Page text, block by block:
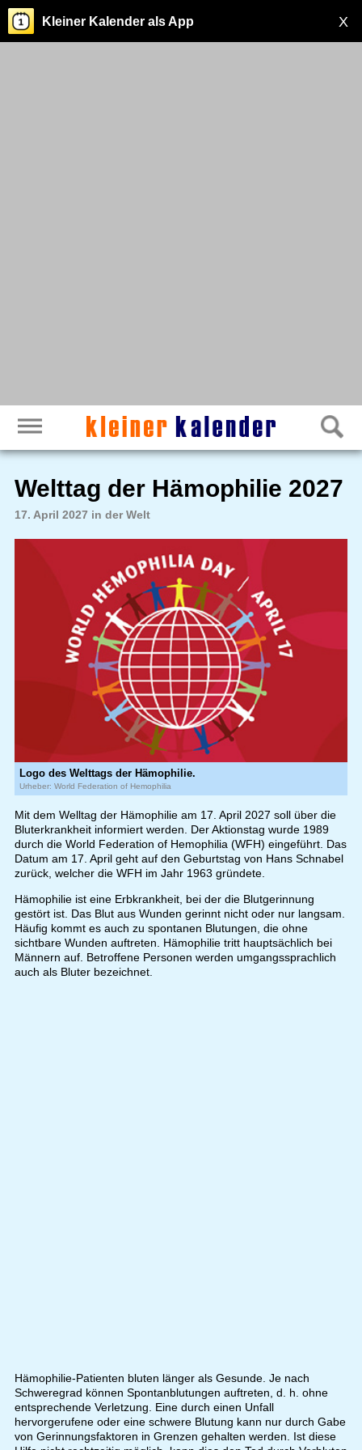
X
Kleiner Kalender als App
Welttag der Hämophilie 2027
17. April 2027 in der Welt
Logo des Welttags der Hämophilie.
Urheber: World Federation of Hemophilia
Mit dem Welltag der Hämophilie am 17. April 2027 soll über die
Bluterkrankheit informiert werden. Der Aktionstag wurde 1989
durch die World Federation of Hemophilia (WFH) eingeführt. Das
Datum am 17. April geht auf den Geburtstag von Hans Schnabel
zurück, welcher die WFH im Jahr 1963 gründete.
Hämophilie ist eine Erbkrankheit, bei der die Blutgerinnung
gestört ist. Das Blut aus Wunden gerinnt nicht oder nur langsam.
Häufig kommt es auch zu spontanen Blutungen, die ohne
sichtbare Wunden auftreten. Hämophilie tritt hauptsächlich bei
Männern auf. Betroffene Personen werden umgangssprachlich
auch als Bluter bezeichnet.
Hämophilie-Patienten bluten länger als Gesunde. Je nach
Schweregrad können Spontanblutungen auftreten, d. h. ohne
entsprechende Verletzung. Eine durch einen Unfall
hervorgerufene oder eine schwere Blutung kann nur durch Gabe
von Gerinnungsfaktoren in Grenzen gehalten werden. Ist diese